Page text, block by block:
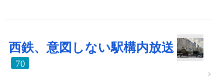
西鉄、意図しない駅構内放送
70